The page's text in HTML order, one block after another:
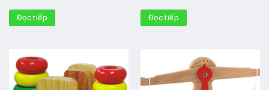
Đọc tiếp Đọc tiếp